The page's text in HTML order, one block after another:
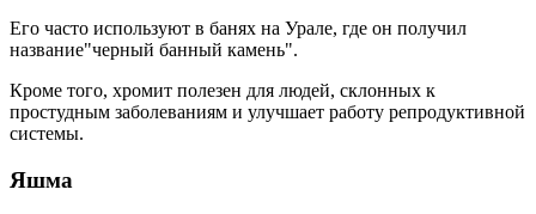
Его часто используют в банях на Урале, где он получил
название"черный банный камень".
Кроме того, хромит полезен для людей, склонных к
простудным заболеваниям и улучшает работу репродуктивной
системы.
Яшма